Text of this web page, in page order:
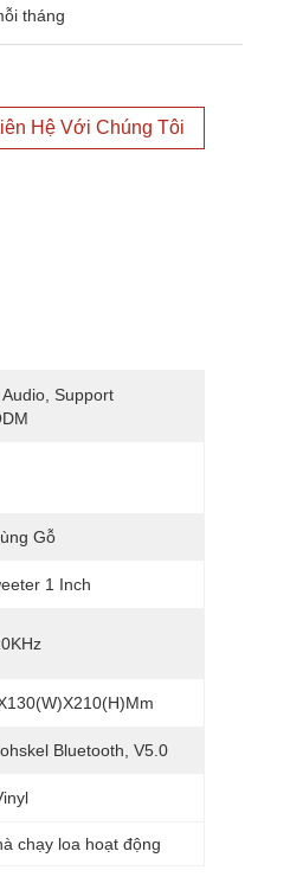
tháng
Hệ Với Chúng Tôi
Support
Gỗ
1 Inch
Bluetooth, V5.0
chạy loa hoạt động